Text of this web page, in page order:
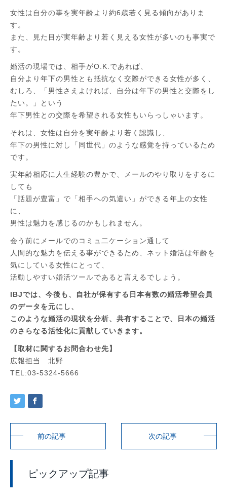
女性は自分の事を実年齢より約6歳若く見る傾向がありま
す。
また、見た目が実年齢より若く見える女性が多いのも事実で
す。
婚活の現場では、相手がO.K.であれば、
自分より年下の男性とも抵抗なく交際ができる女性が多く、
むしろ、「男性さえよければ、自分は年下の男性と交際をし
たい。」という
年下男性との交際を希望される女性もいらっしゃいます。
それは、女性は自分を実年齢より若く認識し、
年下の男性に対し「同世代」のような感覚を持っているため
です。
実年齢相応に人生経験の豊かで、メールのやり取りをするに
しても
「話題が豊富」で「相手への気遣い」ができる年上の女性
に、
男性は魅力を感じるのかもしれません。
会う前にメールでのコミュ二ケーション通して
人間的な魅力を伝える事ができるため、ネット婚活は年齢を
気にしている女性にとって、
活動しやすい婚活ツールであると言えるでしょう。
IBJでは、今後も、自社が保有する日本有数の婚活希望会員
のデータを元にし、
このような婚活の現状を分析、共有することで、日本の婚活
のさらなる活性化に貢献していきます。
【取材に関するお問合わせ先】
広報担当 北野
TEL:03-5324-5666
前の記事 次の記事
ピックアップ記事